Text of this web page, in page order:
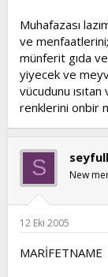
Muhafazası
ve menfaatlerini;
münferit gıda
yiyecek ve
vücudunu
renklerini onbir
S New
12 Eki 2005
MARİFETNAME